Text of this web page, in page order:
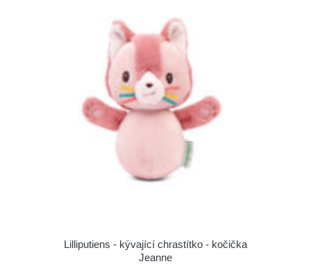
Lilliputiens - kývající chrastítko - kočička
Jeanne